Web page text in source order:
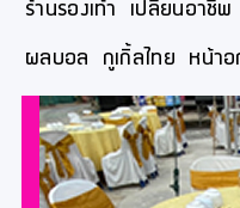
ร้านรองเท้า เปลี่ยนอาชีพ
ผลบอล กูเกิ้ลไทย หน้า